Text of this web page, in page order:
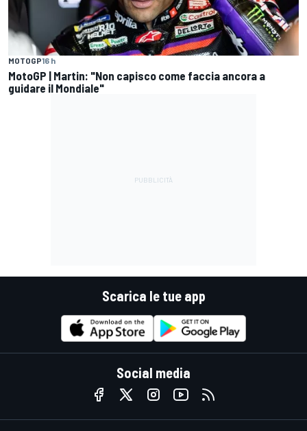
MOTOGP16 h
MotoGP | Martin: "Non capisco come faccia ancora a
guidare il Mondiale"
Scarica le tue app
Social media